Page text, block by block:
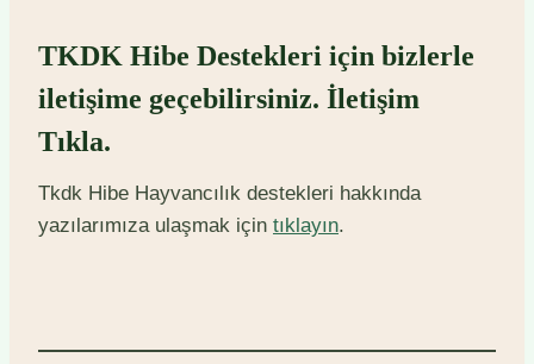
TKDK Hibe Destekleri için bizlerle
iletişime geçebilirsiniz. İletişim
Tıkla.
Tkdk Hibe Hayvancılık destekleri hakkında
yazılarımıza ulaşmak için tıklayın.